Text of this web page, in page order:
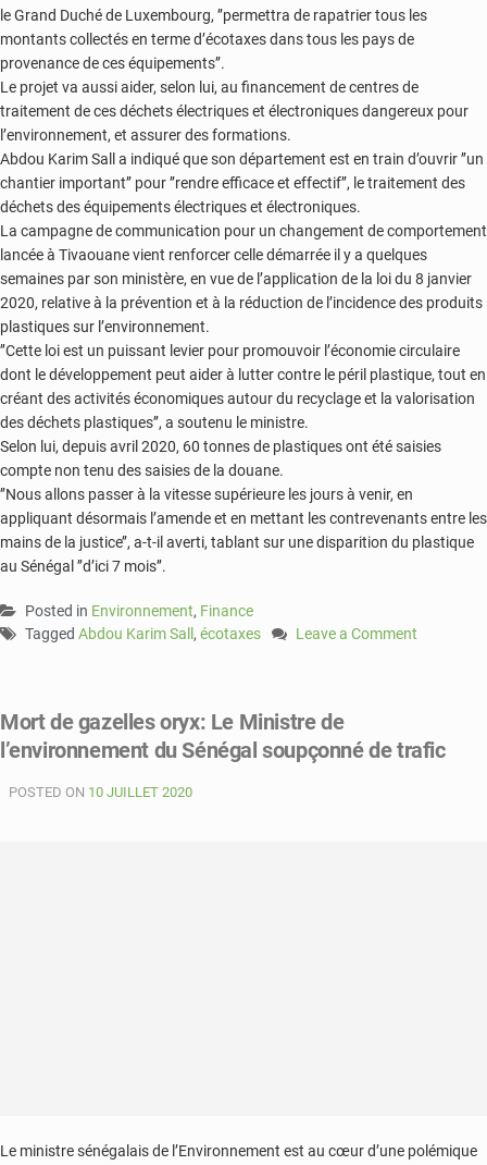
le Grand Duché de Luxembourg, ’’permettra de rapatrier tous les
montants collectés en terme d’écotaxes dans tous les pays de
provenance de ces équipements’’.
Le projet va aussi aider, selon lui, au financement de centres de
traitement de ces déchets électriques et électroniques dangereux pour
l’environnement, et assurer des formations.
Abdou Karim Sall a indiqué que son département est en train d’ouvrir ’’un
chantier important’’ pour ’’rendre efficace et effectif’’, le traitement des
déchets des équipements électriques et électroniques.
La campagne de communication pour un changement de comportement
lancée à Tivaouane vient renforcer celle démarrée il y a quelques
semaines par son ministère, en vue de l’application de la loi du 8 janvier
2020, relative à la prévention et à la réduction de l’incidence des produits
plastiques sur l’environnement.
’’Cette loi est un puissant levier pour promouvoir l’économie circulaire
dont le développement peut aider à lutter contre le péril plastique, tout en
créant des activités économiques autour du recyclage et la valorisation
des déchets plastiques’’, a soutenu le ministre.
Selon lui, depuis avril 2020, 60 tonnes de plastiques ont été saisies
compte non tenu des saisies de la douane.
’’Nous allons passer à la vitesse supérieure les jours à venir, en
appliquant désormais l’amende et en mettant les contrevenants entre les
mains de la justice’’, a-t-il averti, tablant sur une disparition du plastique
au Sénégal ’’d’ici 7 mois’’.
Posted in Environnement, Finance
Tagged Abdou Karim Sall, écotaxes
Leave a Comment
perd
près
Mort de gazelles oryx: Le Ministre de
l’environnement du Sénégal soupçonné de trafic
POSTED ON 10 JUILLET 2020
Le ministre sénégalais de l’Environnement est au cœur d’une polémique